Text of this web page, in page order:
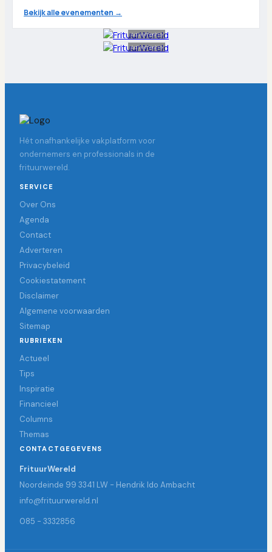
Bekijk alle evenementen →
Advertentie
Advertentie
Hét onafhankelijke vakplatform voor
ondernemers en professionals in de
frituurwereld.
SERVICE
Over Ons
Agenda
Contact
Adverteren
Privacybeleid
Cookiestatement
Disclaimer
Algemene voorwaarden
Sitemap
RUBRIEKEN
Actueel
Tips
Inspiratie
Financieel
Columns
Themas
CONTACTGEGEVENS
FrituurWereld
Noordeinde 99 3341 LW - Hendrik Ido Ambacht
info@frituurwereld.nl
085 - 3332856